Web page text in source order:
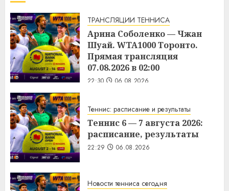
ТРАНСЛЯЦИИ ТЕННИСА
Арина Соболенко — Чжан
Шуай. WTA1000 Торонто.
Прямая трансляция
07.08.2026 в 02:00
22:30 06.08.2026
Теннис: расписание и результаты
Теннис 6 — 7 августа 2026:
расписание, результаты
22:29 06.08.2026
Новости тенниса сегодня